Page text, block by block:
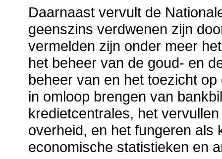
Daarnaast vervult de
geenszins verdwenen zijn
vermelden zijn onder meer
het beheer van de goud- en
beheer van en het toezicht
in omloop brengen van
kredietcentrales, het
overheid, en het fungeren als
economische statistieken en